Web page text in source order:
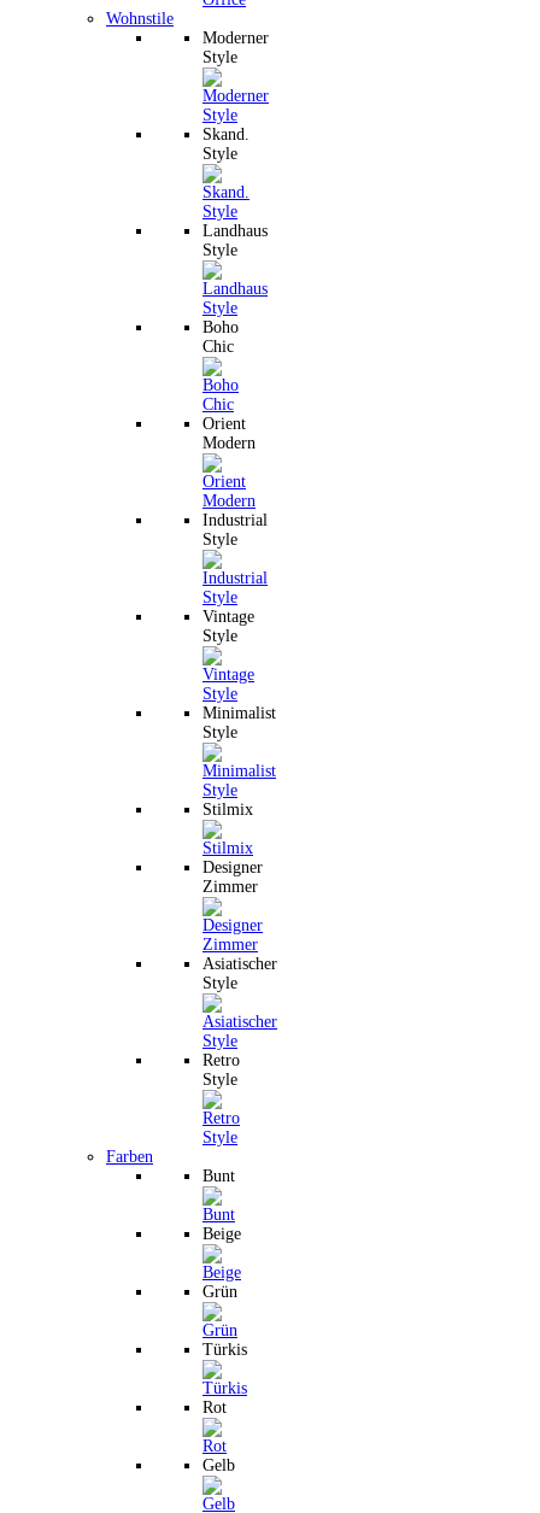
Wohnstile
Moderner
Style
Skand.
Style
Landhaus
Style
Boho
Chic
Orient
Modern
Industrial
Style
Vintage
Style
Minimalist
Style
Stilmix
Designer
Zimmer
Asiatischer
Style
Retro
Style
Farben
Bunt
Beige
Grün
Türkis
Rot
Gelb